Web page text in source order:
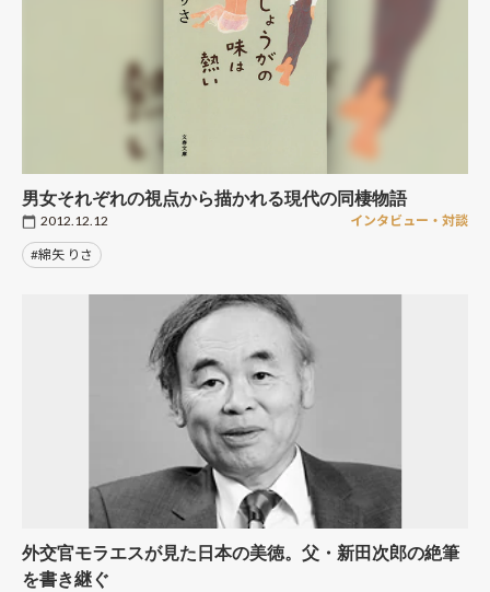
男女それぞれの視点から描かれる現代の同棲物語
2012.12.12 インタビュー・対談
#綿矢 りさ
外交官モラエスが見た日本の美徳。父・新田次郎の絶筆
を書き継ぐ